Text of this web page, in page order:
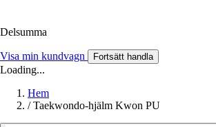
Delsumma
Visa min kundvagn Fortsätt handla
Loading...
Hem
/ Taekwondo-hjälm Kwon PU